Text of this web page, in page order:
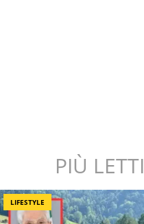
PIÙ LETTI
LIFESTYLE